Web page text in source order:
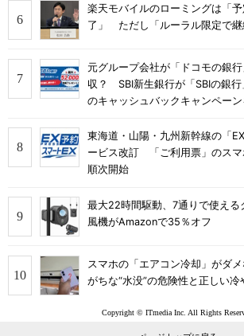
楽天モバイルのローミングは「
了」 ただし「ルーラル限定で継
元グループ会社が「ドコモの銀
収？ SBI新生銀行が「SBIの銀
のキャッシュバックキャンペー
東海道・山陽・九州新幹線の「
ービス改訂 「ご利用票」のスマ
順次開始
最大22時間駆動、7通りで使える
風機がAmazonで35％オフ
スマホの「エアコン冷却」がダ
がちな“水没”の危険性と正しい冷
Copyright © ITmedia Inc. All Rights